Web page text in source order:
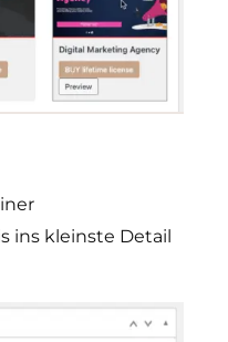
ins kleinste Detail